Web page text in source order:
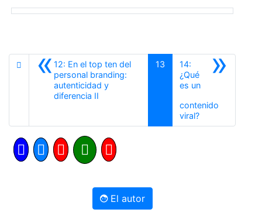
«12: En el top ten del
personal branding:
autenticidad y
diferencia II
13 »
14:
¿Qué
es un
contenido
viral?Siguiente
El autor